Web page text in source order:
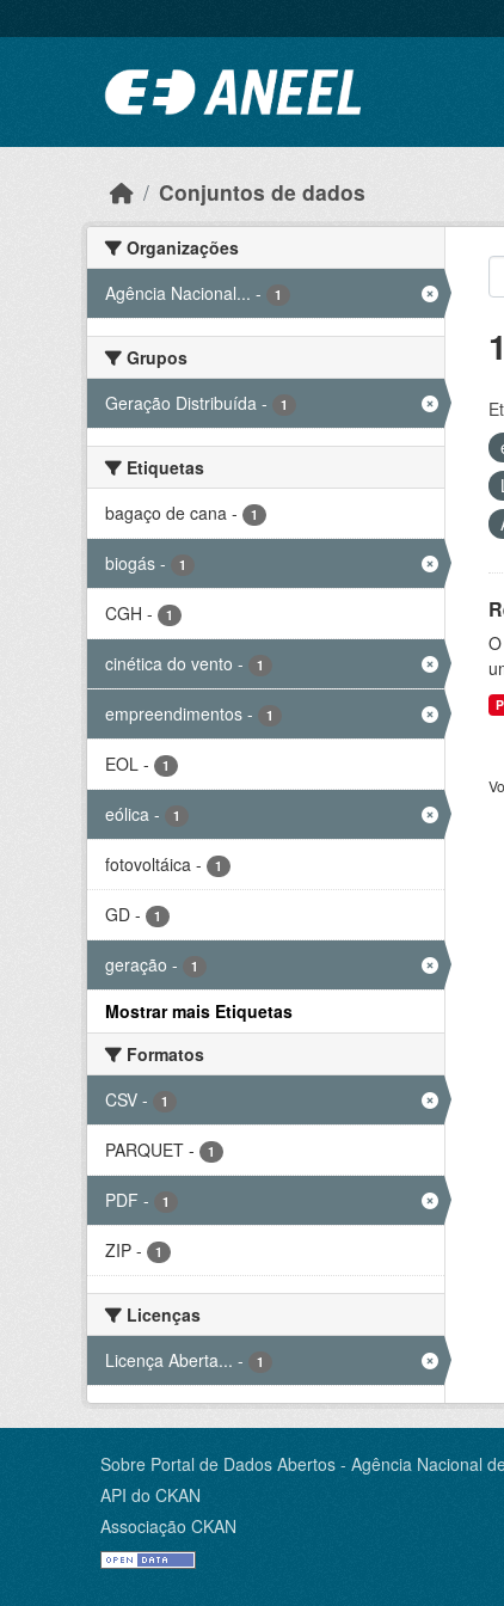
Conjuntos de dados
Organizações
Agência Nacional... - 1
Grupos
Geração Distribuída - 1
Etiquetas
bagaço de cana - 1
biogás - 1
CGH - 1
cinética do vento - 1
empreendimentos - 1
EOL - 1
eólica - 1
fotovoltáica - 1
GD - 1
geração - 1
Mostrar mais Etiquetas
Formatos
CSV - 1
PARQUET - 1
PDF - 1
ZIP - 1
Licenças
Licença Aberta... - 1
Sobre Portal de Dados Abertos - Agência Nacional
API do CKAN
Associação CKAN